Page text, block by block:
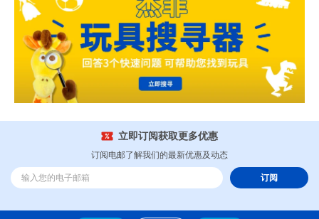
立即订阅获取更多优惠
订阅电邮了解我们的最新优惠及动态
订阅